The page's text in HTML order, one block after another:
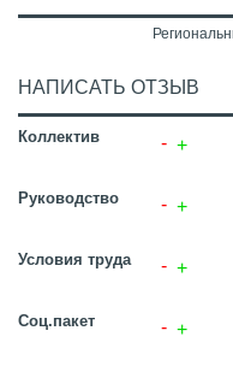
НАПИСАТЬ ОТЗЫВ
Коллектив
Руководство
Условия труда
Соц.пакет